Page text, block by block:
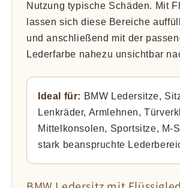
Nutzung typische Schäden. Mit
lassen sich diese Bereiche
und anschließend mit der
Lederfarbe nahezu unsichtbar
Ideal für: BMW Ledersitze,
Lenkräder, Armlehnen,
Mittelkonsolen, Sportsitze, M-
stark beanspruchte